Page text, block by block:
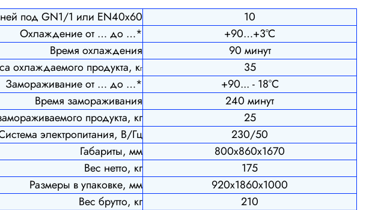
под GN1/1 или EN40x60
10
Охлаждение от … до …*
+90…+3°C
Время охлаждения
90 минут
охлаждаемого продукта, кг
35
Замораживание от … до …*
+90... - 18°С
Время замораживания
240 минут
продукта, кг
25
электропитания, В/Гц
230/50
Габариты, мм
800х860х1670
Вес нетто, кг
175
Размеры в упаковке, мм
920х1860х1000
Вес брутто, кг
210